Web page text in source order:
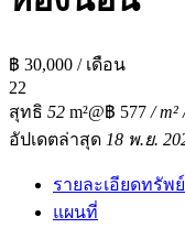
฿ 30,000 / เดือน
22
สุทธิ 52 m²@฿ 577 /
อัปเดตล่าสุด 18 พ.ย.
รายละเอียดทรัพ
แผนที่